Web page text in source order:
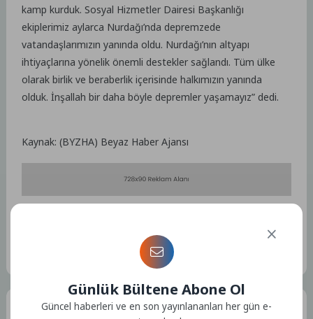
kamp kurduk. Sosyal Hizmetler Dairesi Başkanlığı
ekiplerimiz aylarca Nurdağı’nda depremzede
vatandaşlarımızın yanında oldu. Nurdağı’nın altyapı
ihtiyaçlarına yönelik önemli destekler sağlandı. Tüm ülke
olarak birlik ve beraberlik içerisinde halkımızın yanında
olduk. İnşallah bir daha böyle depremler yaşamayız” dedi.
Kaynak: (BYZHA) Beyaz Haber Ajansı
Bu yazıya ait etiket bulunamadı.
Tüm Yazılar
Günlük Bültene Abone Ol
Güncel haberleri ve en son yayınlananları her gün e-